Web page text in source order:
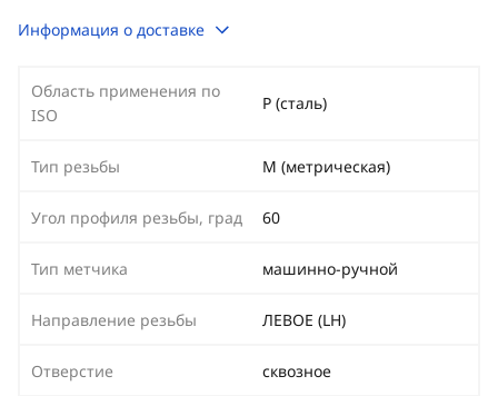
Информация о доставке
Область применения по
ISO
P (сталь)
Тип резьбы М (метрическая)
Угол профиля резьбы, град 60
Тип метчика машинно-ручной
Направление резьбы ЛЕВОЕ (LH)
Отверстие сквозное